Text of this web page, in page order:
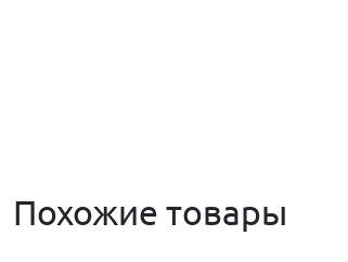
Похожие товары